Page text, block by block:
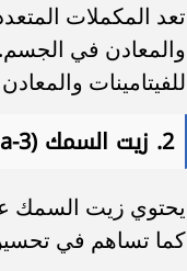
تعد المكملات
للفيتامينات
2. زيت السمك (Omega-3)
كما تساهم في